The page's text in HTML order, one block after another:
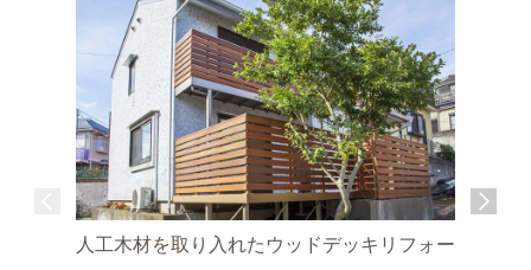
人工木材を取り入れたウッドデッキリフォー